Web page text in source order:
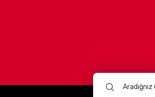
olarak, motosiklet
yola çıkın.